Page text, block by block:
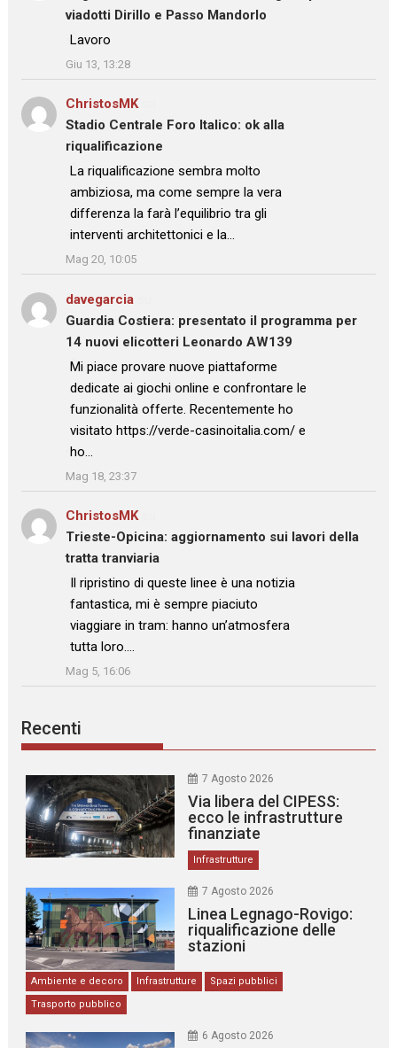
viadotti Dirillo e Passo Mandorlo
: “Lavoro
”
Giu 13, 13:28
ChristosMKsu
Stadio Centrale Foro Italico: ok alla
riqualificazione
: “La riqualificazione sembra molto
ambiziosa, ma come sempre la vera
differenza la farà l’equilibrio tra gli
interventi architettonici e la…
”
Mag 20, 10:05
davegarcia
Guardia Costiera: presentato il programma per
14 nuovi elicotteri Leonardo AW139
: “
Mi piace provare nuove piattaforme
dedicate ai giochi online e confrontare le
funzionalità offerte. Recentemente ho
visitato https://verde-casinoitalia.com/ e
ho…
”
Mag 18, 23:37
ChristosMKsu
Trieste-Opicina: aggiornamento sui lavori della
tratta tranviaria
: “
Il ripristino di queste linee è una notizia
fantastica, mi è sempre piaciuto
viaggiare in tram: hanno un’atmosfera
tutta loro.…
”
Mag 5, 16:06
Recenti
7 Agosto 2026
Via libera del CIPESS:
ecco le infrastrutture
finanziate
Infrastrutture
7 Agosto 2026
Linea Legnago-Rovigo:
riqualificazione delle
stazioni
Ambiente e decoro Infrastrutture
Spazi pubblici
Trasporto pubblico
6 Agosto 2026